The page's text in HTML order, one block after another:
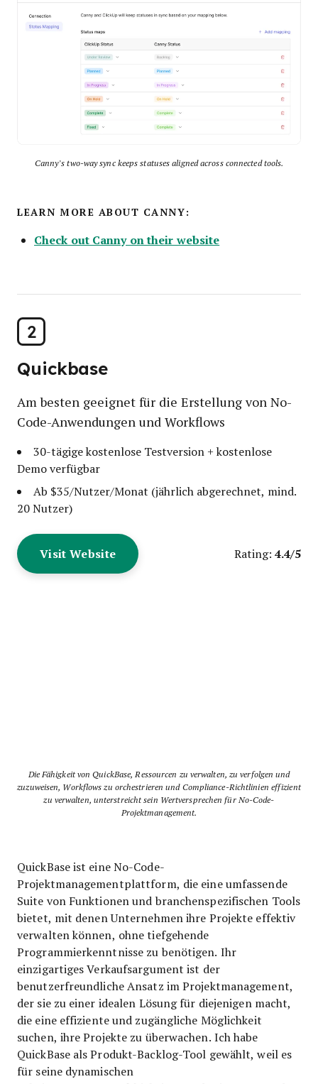
Canny’s two-way sync keeps statuses aligned across connected tools.
LEARN MORE ABOUT CANNY:
Check out Canny on their website
2
Quickbase
Am besten geeignet für die Erstellung von No-
Code-Anwendungen und Workflows
30-tägige kostenlose Testversion + kostenlose
Demo verfügbar
Ab $35/Nutzer/Monat (jährlich abgerechnet, mind.
20 Nutzer)
Visit Website Rating: 4.4/5
Die Fähigkeit von QuickBase, Ressourcen zu verwalten, zu verfolgen und
zuzuweisen, Workflows zu orchestrieren und Compliance-Richtlinien effizient
zu verwalten, unterstreicht sein Wertversprechen für No-Code-
Projektmanagement.
QuickBase ist eine No-Code-
Projektmanagementplattform, die eine umfassende
Suite von Funktionen und branchenspezifischen Tools
bietet, mit denen Unternehmen ihre Projekte effektiv
verwalten können, ohne tiefgehende
Programmierkenntnisse zu benötigen. Ihr
einzigartiges Verkaufsargument ist der
benutzerfreundliche Ansatz im Projektmanagement,
der sie zu einer idealen Lösung für diejenigen macht,
die eine effiziente und zugängliche Möglichkeit
suchen, ihre Projekte zu überwachen. Ich habe
QuickBase als Produkt-Backlog-Tool gewählt, weil es
für seine dynamischen